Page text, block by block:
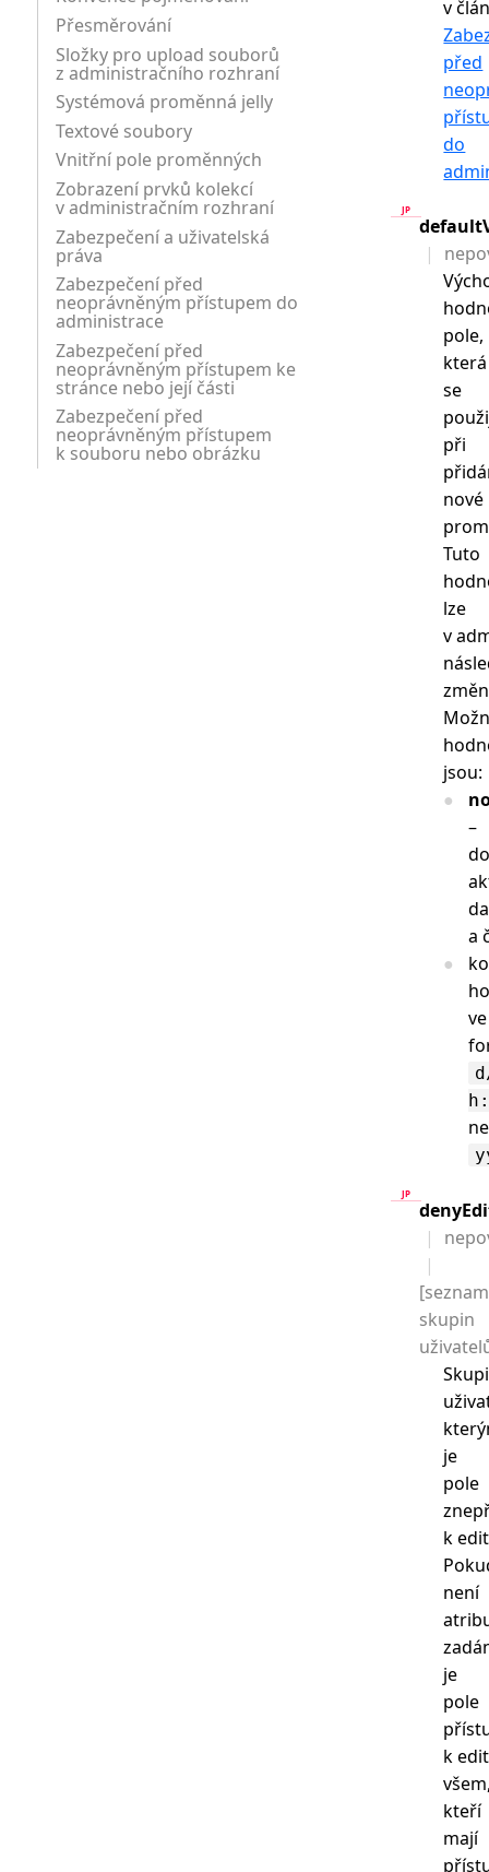
v
před
do
pole,
která
se
při
nové
Tuto
lze
v
jsou:
–
a
ve
[seznam
skupin
je
pole
k
není
je
pole
k
kteří
mají
Přesměrování
Složky pro upload souborů
z administračního rozhraní
Systémová proměnná jelly
Textové soubory
Vnitřní pole proměnných
Zobrazení prvků kolekcí
v administračním rozhraní
Zabezpečení a uživatelská
práva
Zabezpečení před
neoprávněným přístupem do
administrace
Zabezpečení před
neoprávněným přístupem ke
stránce nebo její části
Zabezpečení před
neoprávněným přístupem
k souboru nebo obrázku